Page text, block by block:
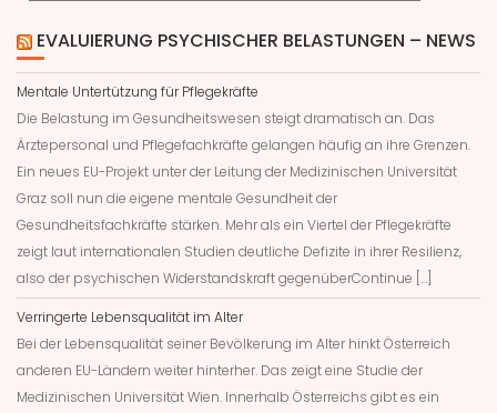
EVALUIERUNG PSYCHISCHER BELASTUNGEN – NEWS
Mentale Untertützung für Pflegekräfte
Die Belastung im Gesundheitswesen steigt dramatisch an. Das
Ärztepersonal und Pflegefachkräfte gelangen häufig an ihre Grenzen.
Ein neues EU-Projekt unter der Leitung der Medizinischen Universität
Graz soll nun die eigene mentale Gesundheit der
Gesundheitsfachkräfte stärken. Mehr als ein Viertel der Pflegekräfte
zeigt laut internationalen Studien deutliche Defizite in ihrer Resilienz,
also der psychischen Widerstandskraft gegenüberContinue […]
Verringerte Lebensqualität im Alter
Bei der Lebensqualität seiner Bevölkerung im Alter hinkt Österreich
anderen EU-Ländern weiter hinterher. Das zeigt eine Studie der
Medizinischen Universität Wien. Innerhalb Österreichs gibt es ein